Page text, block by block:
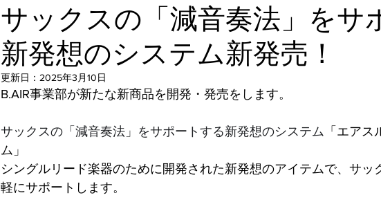
サックスの「減音奏法」をサ
新発想のシステム新発売！
更新日： 2025年3月10日
B.AIR事業部が新たな新商品を開発・発売をします。
サックスの「減音奏法」をサポートする新発想のシステム 「エア
ム」
シングルリード楽器のために開発された新発想のアイテムで、サッ
軽にサポートします。